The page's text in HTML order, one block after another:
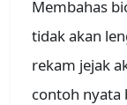
Membahas
tidak akan
rekam jejak
contoh nyata